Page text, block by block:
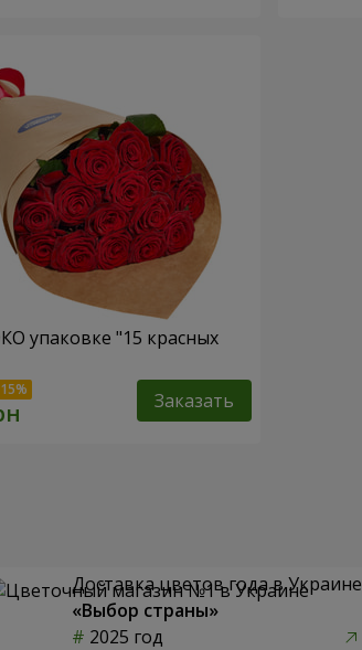
упаковке "15 красных
Заказать
Доставка цветов года в Украине
«Выбор страны»
2025 год